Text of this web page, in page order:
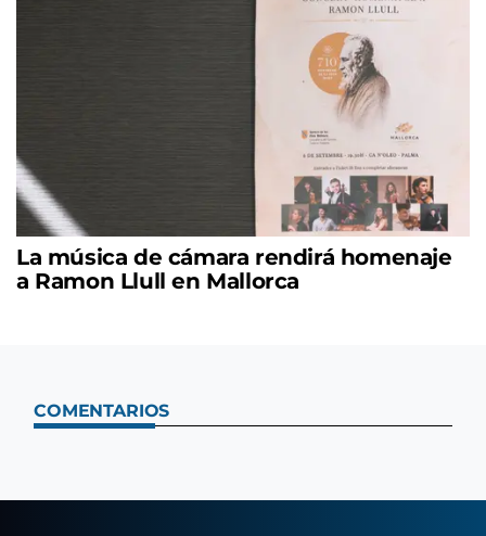
La música de cámara rendirá homenaje
a Ramon Llull en Mallorca
COMENTARIOS